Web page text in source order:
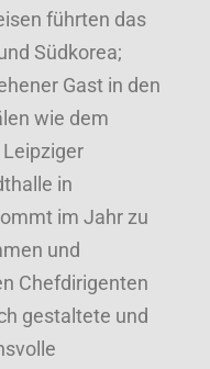
führten das
Südkorea;
Gast in den
wie dem
in
im Jahr zu
und
Chefdirigenten
gestaltete und